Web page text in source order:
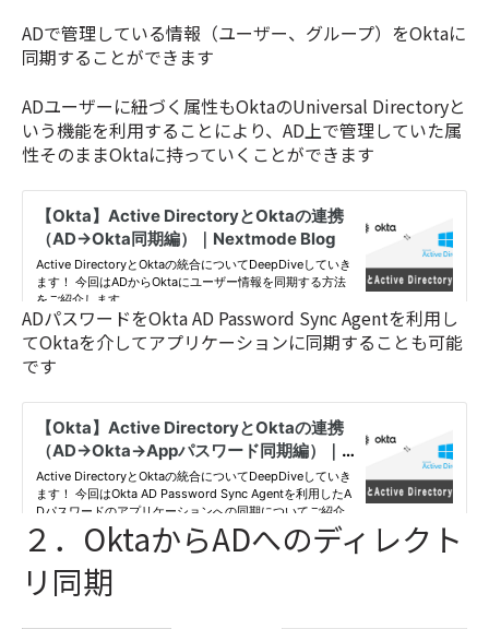
ADで管理している情報（ユーザー、グループ）をOktaに
同期することができます
ADユーザーに紐づく属性もOktaのUniversal Directoryと
いう機能を利用することにより、AD上で管理していた属
性そのままOktaに持っていくことができます
ADパスワードをOkta AD Password Sync Agentを利用し
てOktaを介してアプリケーションに同期することも可能
です
２．OktaからADへのディレクト
リ同期